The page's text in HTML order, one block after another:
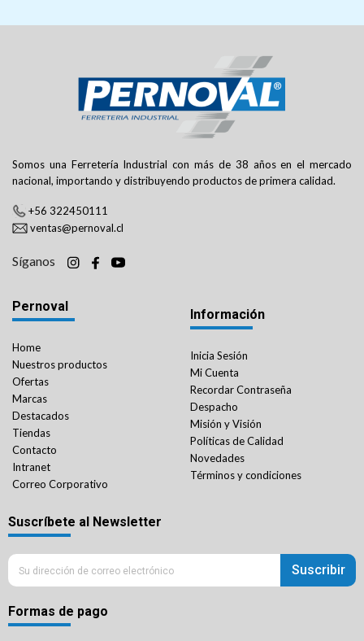
Somos una Ferretería Industrial con más de 38 años en el mercado
nacional, importando y distribuyendo productos de primera calidad.
+56 322450111
ventas@pernoval.cl
Síganos
Pernoval
Home
Nuestros productos
Ofertas
Marcas
Destacados
Tiendas
Contacto
Intranet
Correo Corporativo
Información
Inicia Sesión
Mi Cuenta
Recordar Contraseña
Despacho
Misión y Visión
Políticas de Calidad
Novedades
Términos y condiciones
Suscríbete al Newsletter
Suscribir
Formas de pago